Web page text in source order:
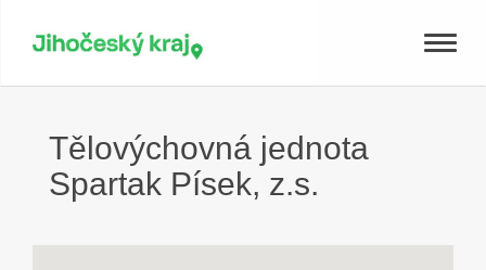
Toggle
Tělovýchovná jednota
Spartak Písek, z.s.